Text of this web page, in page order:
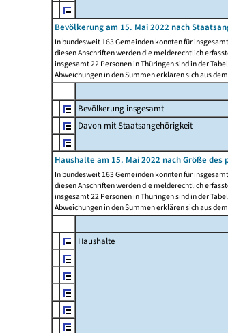
Bevölkerung am 15. Mai 2022 nach
In bundesweit 163 Gemeinden konnten für
diesen Anschriften werden die melderechtlich
insgesamt 22 Personen in Thüringen sind in der
Abweichungen in den Summen erklären sich aus
Bevölkerung insgesamt
Davon mit Staatsangehörigkeit
Haushalte am 15. Mai 2022 nach Größe des
In bundesweit 163 Gemeinden konnten für
diesen Anschriften werden die melderechtlich
insgesamt 22 Personen in Thüringen sind in der
Abweichungen in den Summen erklären sich aus
Haushalte